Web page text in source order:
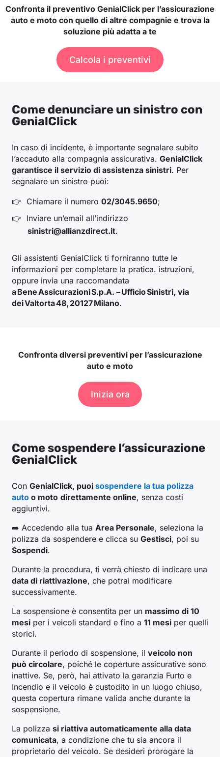
Confronta il preventivo GenialClick per l’assicurazione
auto e moto con quello di altre compagnie e trova la
soluzione più adatta a te
Calcola i preventivi
Come denunciare un sinistro con
GenialClick
In caso di incidente, è importante segnalare subito
l’accaduto alla compagnia assicurativa. GenialClick
garantisce il servizio di assistenza sinistri. Per
segnalare un sinistro puoi:
Chiamare il numero 02/3045.9650;
Inviare un’email all’indirizzo
sinistri@allianzdirect.it.
Gli assistenti GenialClick ti forniranno tutte le
informazioni per completare la pratica. istruzioni,
oppure invia una raccomandata
a Bene Assicurazioni S.p.A. – Ufficio Sinistri, via
dei Valtorta 48, 20127 Milano.
Confronta diversi preventivi per l’assicurazione
auto e moto
Inizia ora
Come sospendere l’assicurazione
GenialClick
Con GenialClick, puoi sospendere la tua polizza
auto o moto direttamente online, senza costi
aggiuntivi.
➡️ Accedendo alla tua Area Personale, seleziona la
polizza da sospendere e clicca su Gestisci, poi su
Sospendi.
Durante la procedura, ti verrà chiesto di indicare una
data di riattivazione, che potrai modificare
successivamente.
La sospensione è consentita per un massimo di 10
mesi per i veicoli standard e fino a 11 mesi per quelli
storici.
Durante il periodo di sospensione, il veicolo non
può circolare, poiché le coperture assicurative sono
inattive. Se, però, hai attivato la garanzia Furto e
Incendio e il veicolo è custodito in un luogo chiuso,
questa copertura rimane valida anche durante la
sospensione.
La polizza si riattiva automaticamente alla data
comunicata, a condizione che tu sia ancora il
proprietario del veicolo. Se desideri prorogare la